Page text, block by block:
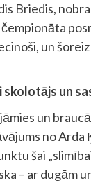
Briedis,
un
skolotājs un
un
no
šai
– ar dugām